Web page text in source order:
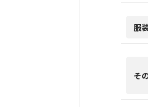
服
そ